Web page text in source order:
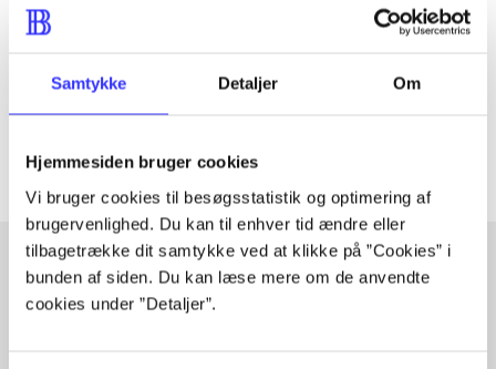
Samtykke Detaljer Om
Hjemmesiden bruger cookies
Vi bruger cookies til besøgsstatistik og optimering af
brugervenlighed. Du kan til enhver tid ændre eller
tilbagetrække dit samtykke ved at klikke på ”Cookies” i
bunden af siden. Du kan læse mere om de anvendte
cookies under ”Detaljer”.
Tidsskrift
Artiklerne i handler ofte om
Artikler med samme emner